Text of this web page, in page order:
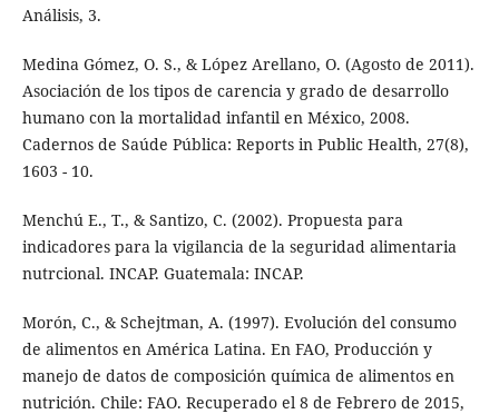
Análisis, 3.
Medina Gómez, O. S., & López Arellano, O. (Agosto de 2011).
Asociación de los tipos de carencia y grado de desarrollo
humano con la mortalidad infantil en México, 2008.
Cadernos de Saúde Pública: Reports in Public Health, 27(8),
1603 - 10.
Menchú E., T., & Santizo, C. (2002). Propuesta para
indicadores para la vigilancia de la seguridad alimentaria
nutrcional. INCAP. Guatemala: INCAP.
Morón, C., & Schejtman, A. (1997). Evolución del consumo
de alimentos en América Latina. En FAO, Producción y
manejo de datos de composición química de alimentos en
nutrición. Chile: FAO. Recuperado el 8 de Febrero de 2015,